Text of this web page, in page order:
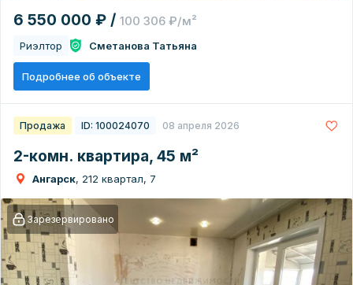
6 550 000 ₽ / 100 306 ₽/м²
Риэлтор Сметанова Татьяна
Подробнее об объекте
Продажа ID: 100024070 08 апреля 2026
2-комн. квартира, 45 м²
Ангарск, 212 квартал, 7
Зарезервировано